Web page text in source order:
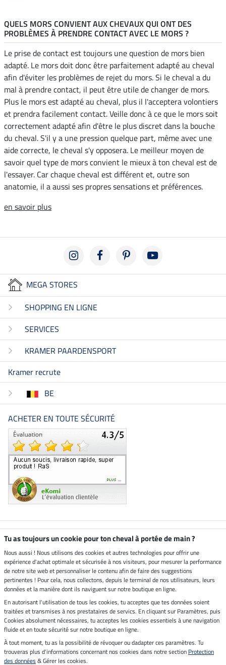
QUELS MORS CONVIENT AUX CHEVAUX QUI ONT DES
PROBLÈMES À PRENDRE CONTACT AVEC LE MORS ?
Le prise de contact est toujours une question de mors bien
adapté. Le mors doit donc être parfaitement adapté au cheval
afin d'éviter les problèmes de rejet du mors. Si le cheval a du
mal à prendre contact, il peut être utile de changer de mors.
Plus le mors est adapté au cheval, plus il l'acceptera volontiers
et prendra facilement contact. Veille donc à ce que le mors soit
correctement adapté afin d'être le plus discret dans la bouche
du cheval. S'il y a une pression quelque part, même avec une
aide correcte, le cheval s'y opposera. Le meilleur moyen de
savoir quel type de mors convient le mieux à ton cheval est de
l'essayer. Car chaque cheval est différent et, outre son
anatomie, il a aussi ses propres sensations et préférences.
en savoir plus
MEGA STORES
SHOPPING EN LIGNE
SERVICES
KRAMER PAARDENSPORT
Kramer recrute
BE
ACHETER EN TOUTE SÉCURITÉ
Boutique climatiquement
neutre
Livraison par
Paiement sécurisé
Mentions légales
Tu as toujours un cookie pour ton cheval à portée de main ?
Nous aussi ! Nous utilisons des cookies et autres technologies pour offrir une
expérience d'achat optimale et sécurisée à nos visiteurs, pour mesurer la performance
de notre site web et personnaliser le contenu afin de faire des suggestions
pertinentes ! Pour cela, nous collectons, depuis le terminal de nos utilisateurs, leurs
données et la manière dont ils naviguent sur notre boutique en ligne.
En autorisant l'utilisation de tous les cookies, tu acceptes que tes données soient
traitées et transmises à nos prestataires de servics. En cliquant sur Paramètres, puis
Cookies absolument nécessaires, tu acceptes les cookies essentiels à une navigation
fluide et en toute sécurité sur notre boutique en ligne.
À tout moment, tu as la possibilité de révoquer ou dadapter ces paramètres. Tu
trouveras plus d'informations concernant nos cookies dans notre section Protection
des données & Gérer les cookies.